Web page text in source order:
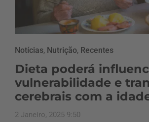
Notícias, Nutrição, Recentes
Dieta poderá
vulnerabilidade e
cerebrais com a
2 Janeiro, 2025 9:50